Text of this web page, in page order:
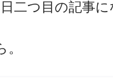
二つ目の記事に